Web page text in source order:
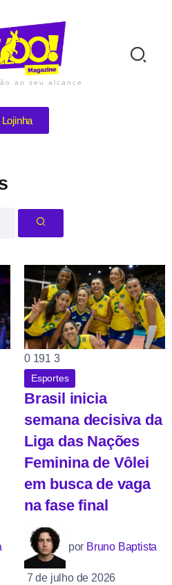
ao seu alcance
Lojinha
0 191 3
Esportes
Brasil inicia
semana decisiva da
Liga das Nações
Feminina de Vôlei
em busca de vaga
na fase final
por Bruno Baptista
7 de julho de 2026